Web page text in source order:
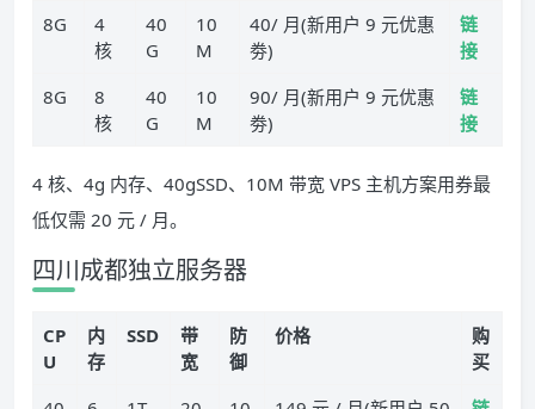
8G
4
核
40
G
10
M
40/ 月(新用户 9 元优惠
劵)
链
接
8G
8
核
40
G
10
M
90/ 月(新用户 9 元优惠
劵)
链
接
4 核、4g 内存、40gSSD、10M 带宽 VPS 主机方案用券最
低仅需 20 元 / 月。
四川成都独立服务器
CP
U
内
存
SSD
带
宽
防
御
价格
购
买